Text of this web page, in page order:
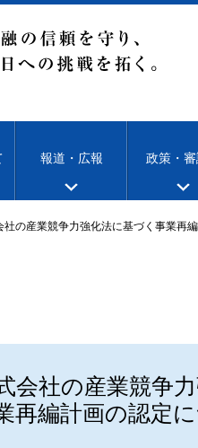
報道・広報 政策・
社の産業競争力強化法に基づく事業再
会社の産業競争
再編計画の認定